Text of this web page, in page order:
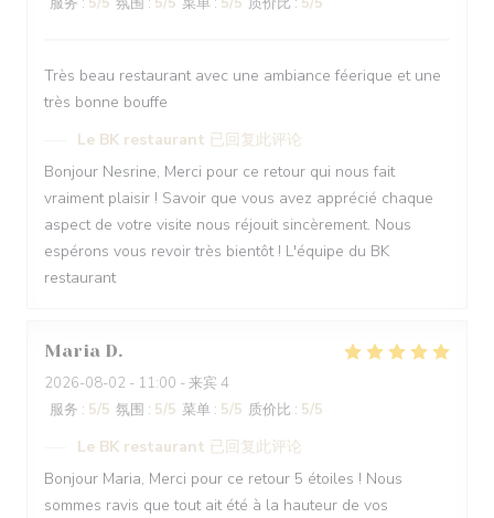
Très beau restaurant avec une ambiance féerique et une
très bonne bouffe
Le BK restaurant 已回复此评论
Bonjour Nesrine, Merci pour ce retour qui nous fait
vraiment plaisir ! Savoir que vous avez apprécié chaque
aspect de votre visite nous réjouit sincèrement. Nous
espérons vous revoir très bientôt ! L'équipe du BK
restaurant
Maria D
2026-08-02 - 11:00 - 来宾 4
服务 : 5/5 氛围 : 5/5 菜单 : 5/5 质价比 : 5/5
Le BK restaurant 已回复此评论
Bonjour Maria, Merci pour ce retour 5 étoiles ! Nous
sommes ravis que tout ait été à la hauteur de vos